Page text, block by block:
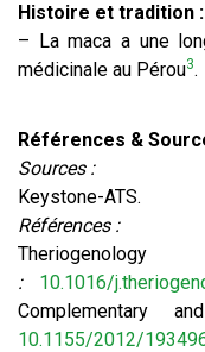
Histoire et tradition :
– La maca a une
médicinale au Pérou3.
Références &
Sources :
Keystone-ATS.
Références :
: 10.1016/
Complementary
10.1155/2012/